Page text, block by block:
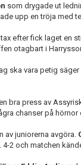
som drygade ut
upp en tröja med
efter fick laget en
otagbart i
ska vara petig
bra press av
chanser på
av juniorerna avgöra.
2 och matchen